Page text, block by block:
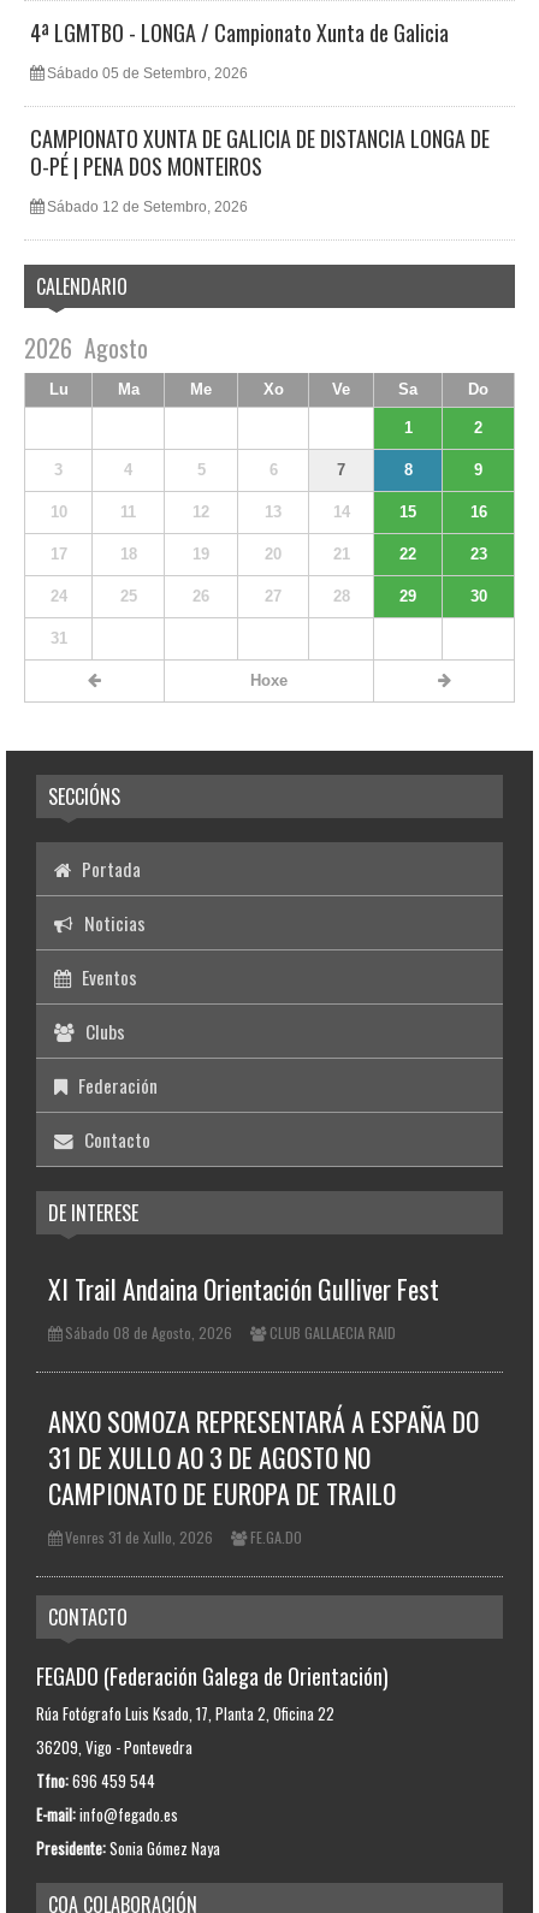
4ª LGMTBO - LONGA / Campionato Xunta de Galicia
Sábado 05 de Setembro, 2026
CAMPIONATO XUNTA DE GALICIA DE DISTANCIA LONGA DE
O-PÉ | PENA DOS MONTEIROS
Sábado 12 de Setembro, 2026
CALENDARIO
2026 Agosto
Lu Ma Me Xo Ve Sa Do
1 2
3 4 5 6 7 8 9
10 11 12 13 14 15 16
17 18 19 20 21 22 23
24 25 26 27 28 29 30
31
Hoxe
SECCIÓNS
Portada
Noticias
Eventos
Clubs
Federación
Contacto
DE INTERESE
XI Trail Andaina Orientación Gulliver Fest
Sábado 08 de Agosto, 2026 CLUB GALLAECIA RAID
ANXO SOMOZA REPRESENTARÁ A ESPAÑA DO
31 DE XULLO AO 3 DE AGOSTO NO
CAMPIONATO DE EUROPA DE TRAILO
Venres 31 de Xullo, 2026 FE.GA.DO
CONTACTO
FEGADO (Federación Galega de Orientación)
Rúa Fotógrafo Luis Ksado, 17, Planta 2, Oficina 22
36209, Vigo - Pontevedra
Tfno:696 459 544
E-mail:info@fegado.es
Presidente:Sonia Gómez Naya
COA COLABORACIÓN